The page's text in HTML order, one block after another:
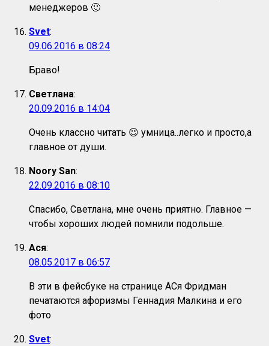
менеджеров 🙂
Svet:
09.06.2016 в 08:24
Браво!
Светлана:
20.09.2016 в 14:04
Очень классно читать 😉 умница..легко и просто,а
главное от души.
Noory San:
22.09.2016 в 08:10
Спасибо, Светлана, мне очень приятно. Главное —
чтобы хороших людей помнили подольше.
Ася:
08.05.2017 в 06:57
В эти в фейсбуке на странице АСя Фридман
печатаются афоризмы Геннадия Малкина и его
фото
Svet: